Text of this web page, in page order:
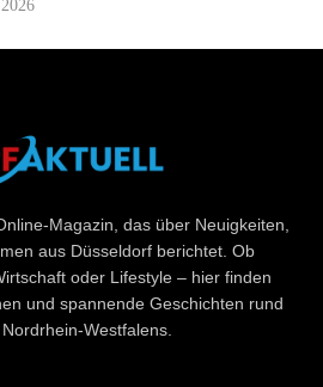
Magazin, das über Neuigkeiten,
aus Düsseldorf berichtet. Ob
oder Lifestyle – hier finden
und spannende Geschichten rund
Westfalens.